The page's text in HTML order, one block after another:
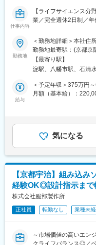
役割を果たすのが取出
じた高い機能性、省エ
取出ロボットを販売し
業活動を展開していま
約60％にのぼります。
＜動画で知るユーシン精
https://www.ype.co.jp/
変更の範囲：会社の定
仕事内容
【ライフサイエンス分
業／完全週休2日制／
当社は、再生医療、医
などの関連機器を開発
ンスまで一貫して行っ
■担当業務：
当社にてソフトウェア
営業、システム設計、
組立と10名弱のチーム
す。関東への出張で宿
・製造現場や研究室・
どで使用されています
開発環境
言語：C＃
OS：Windows
■魅力：
勤務地
＜勤務地詳細＞本社住
勤務地最寄駅：(京都京
喫煙対策：敷地内喫煙
業所
【最寄り駅】
淀駅、八幡市駅、石清
給与
＜予定年収＞375万円
月額（基本給）：
給(月額)は固定手当を
気になる
【京都宇治】組み込み
経験OK◎設計指示まで
株式会社服部製作所
正社員 転勤なし 業種未
～市場価値の高いエン
クライフバランス◎／